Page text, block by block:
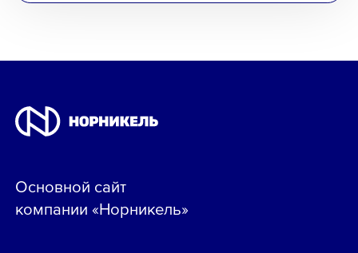
Основной сайт
компании «Норникель»